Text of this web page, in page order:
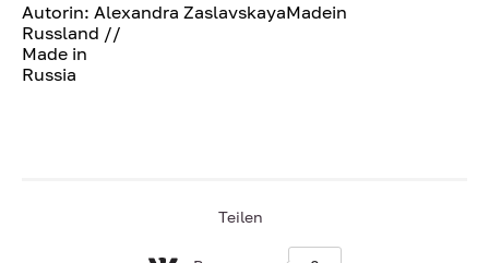
Autorin: Alexandra ZaslavskayaMadein
Russland //
Made in
Russia
Teilen